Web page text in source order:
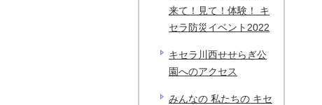
来て！見て！体験！ キ
セラ防災イベント2022
キセラ川西せせらぎ公
園へのアクセス
みんなの 私たちの キセ